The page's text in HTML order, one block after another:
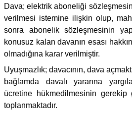
Dava; elektrik aboneliği
verilmesi istemine ilişkin olup,
sonra abonelik sözleşmesinin
konusuz kalan davanın esası
olmadığına karar verilmiştir.
Uyuşmazlık; davacının, dava
bağlamda davalı yararına
ücretine hükmedilmesinin gerekip
toplanmaktadır.